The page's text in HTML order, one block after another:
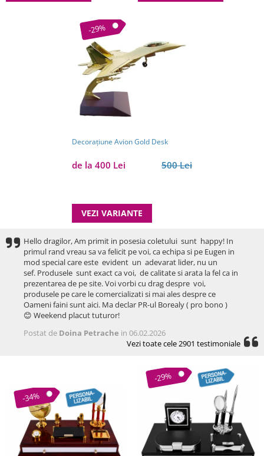
-29%
Decorațiune Avion Gold Desk
500 Lei
de la 400 Lei
VEZI VARIANTE
Hello dragilor, Am primit in posesia coletului sunt happy! In
primul rand vreau sa va felicit pe voi, ca echipa si pe Eugen in
mod special care este evident un adevarat lider, nu un
sef. Produsele sunt exact ca voi, de calitate si arata la fel ca in
prezentarea de pe site. Voi vorbi cu drag despre voi,
produsele pe care le comercializati si mai ales despre ce
Oameni faini sunt aici. Ma declar PR-ul Borealy ( pro bono )
😊 Weekend placut tuturor!
Postat de Doina Petrache in 06.02.2026
Vezi toate cele 2901 testimoniale
-34%
-29%